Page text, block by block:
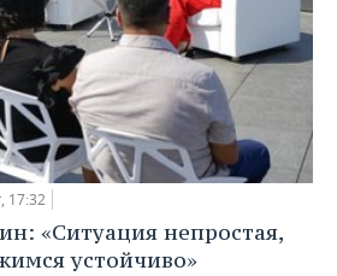
17:32
«Ситуация непростая,
устойчиво»